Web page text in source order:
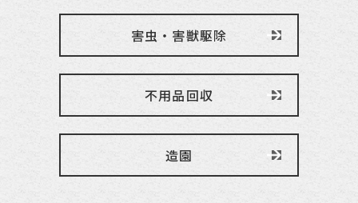
害虫・害獣駆除
不用品回収
造園